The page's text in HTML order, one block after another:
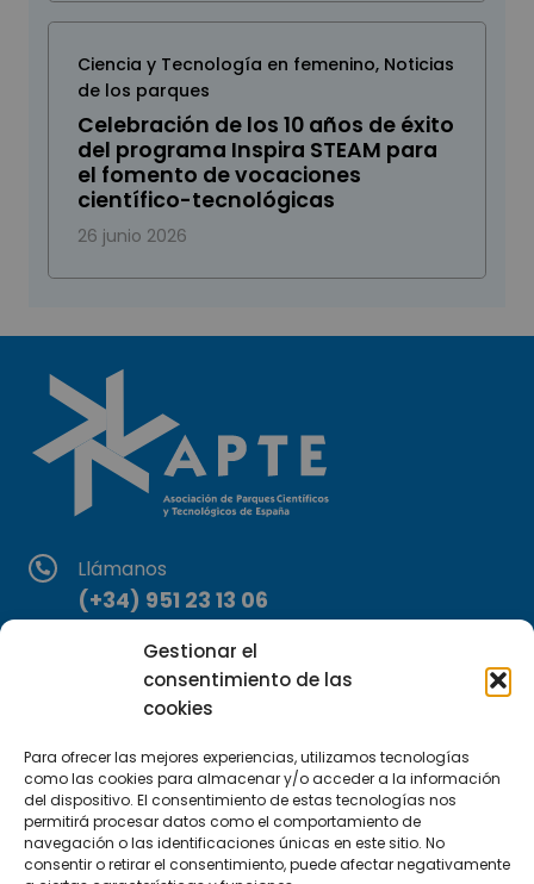
Gestionar el
consentimiento de las
cookies
Para ofrecer las mejores experiencias, utilizamos tecnologías
como las cookies para almacenar y/o acceder a la información
del dispositivo. El consentimiento de estas tecnologías nos
permitirá procesar datos como el comportamiento de
navegación o las identificaciones únicas en este sitio. No
consentir o retirar el consentimiento, puede afectar negativamente
Ciencia y Tecnología en femenino, Noticias
de los parques
Celebración de los 10 años de éxito
del programa Inspira STEAM para
el fomento de vocaciones
científico-tecnológicas
26 junio 2026
Llámanos
(+34) 951 23 13 06
Escríbenos
info@apte.org
Encuéntranos
C/Marie Curie, 35
29590 Campanillas, Málaga